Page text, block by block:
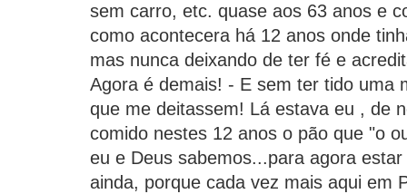
sem carro, etc. quase aos 63 anos e
como acontecera há 12 anos onde
mas nunca deixando de ter fé e
Agora é demais! - E sem ter tido uma
que me deitassem! Lá estava eu , de
comido nestes 12 anos o pão que "o
eu e Deus sabemos...para agora
ainda, porque cada vez mais aqui em